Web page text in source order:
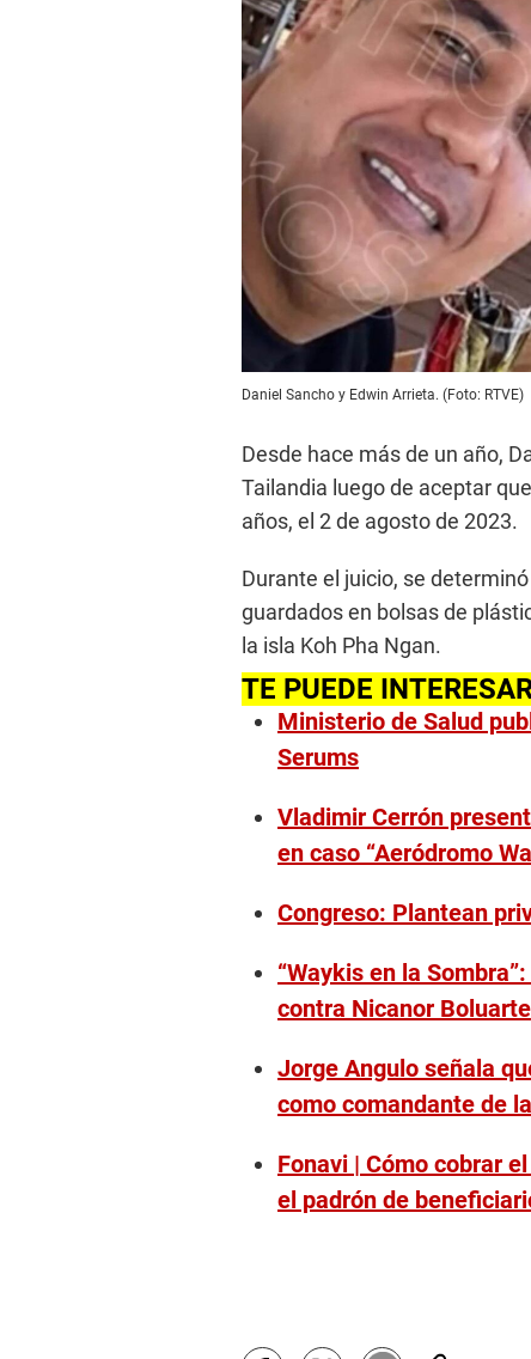
Daniel Sancho y Edwin Arrieta. (Foto: RTVE)
Desde hace más de un año,
Tailandia luego de aceptar
años, el 2 de agosto de 2023.
Durante el juicio, se
guardados en bolsas de
la isla Koh Pha Ngan.
TE PUEDE
Ministerio de Salud
Serums
Vladimir Cerrón
en caso “Aeródromo
Congreso: Plantean
“Waykis en la
contra Nicanor Boluarte
Jorge Angulo señala
como comandante de
Fonavi | Cómo cobrar
el padrón de